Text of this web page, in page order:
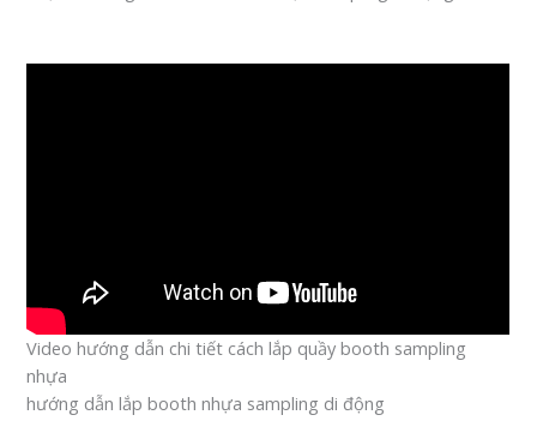
Video hướng dẫn chi tiết cách lắp quầy booth sampling
nhựa
hướng dẫn lắp booth nhựa sampling di động